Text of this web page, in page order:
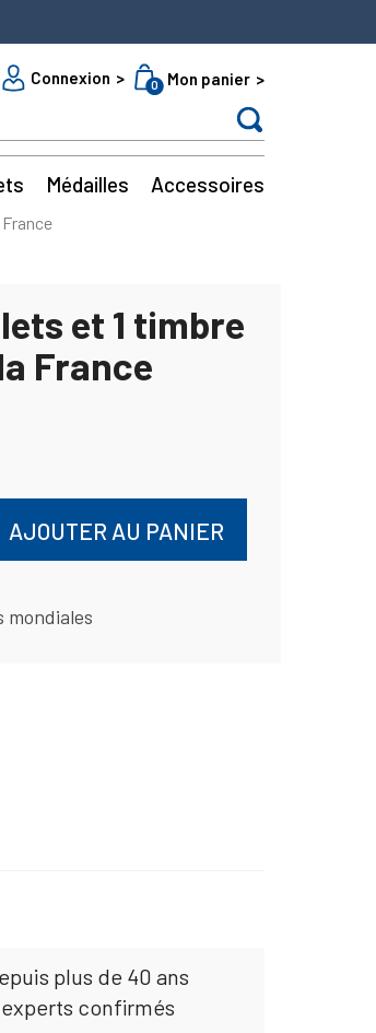
Connexion 0 Mon panier
Médailles Accessoires
et 1 timbre
France
AJOUTER AU PANIER
mondiales
plus de 40 ans
confirmés